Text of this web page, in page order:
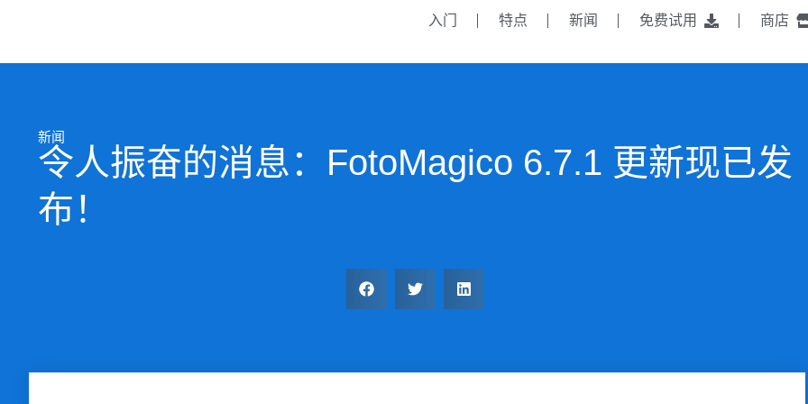
入门 特点 新闻 免费试用 商店
新闻
令人振奋的消息：FotoMagico 6.7.1 更新现已发
布！